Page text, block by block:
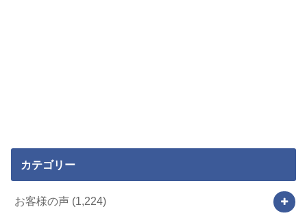
カテゴリー
お客様の声 (1,224)